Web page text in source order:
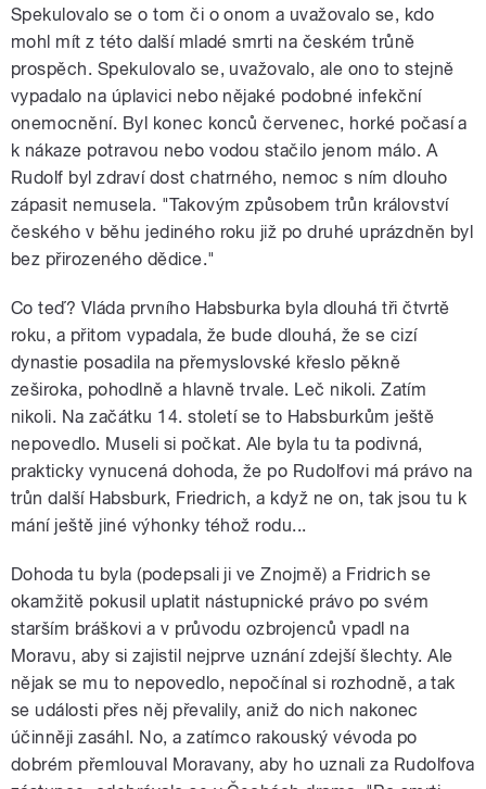
Spekulovalo se o tom či o onom a uvažovalo se, kdo
mohl mít z této další mladé smrti na českém trůně
prospěch. Spekulovalo se, uvažovalo, ale ono to stejně
vypadalo na úplavici nebo nějaké podobné infekční
onemocnění. Byl konec konců červenec, horké počasí a
k nákaze potravou nebo vodou stačilo jenom málo. A
Rudolf byl zdraví dost chatrného, nemoc s ním dlouho
zápasit nemusela. "Takovým způsobem trůn království
českého v běhu jediného roku již po druhé uprázdněn byl
bez přirozeného dědice."
Co teď? Vláda prvního Habsburka byla dlouhá tři čtvrtě
roku, a přitom vypadala, že bude dlouhá, že se cizí
dynastie posadila na přemyslovské křeslo pěkně
zeširoka, pohodlně a hlavně trvale. Leč nikoli. Zatím
nikoli. Na začátku 14. století se to Habsburkům ještě
nepovedlo. Museli si počkat. Ale byla tu ta podivná,
prakticky vynucená dohoda, že po Rudolfovi má právo na
trůn další Habsburk, Friedrich, a když ne on, tak jsou tu k
mání ještě jiné výhonky téhož rodu...
Dohoda tu byla (podepsali ji ve Znojmě) a Fridrich se
okamžitě pokusil uplatit nástupnické právo po svém
starším bráškovi a v průvodu ozbrojenců vpadl na
Moravu, aby si zajistil nejprve uznání zdejší šlechty. Ale
nějak se mu to nepovedlo, nepočínal si rozhodně, a tak
se události přes něj převalily, aniž do nich nakonec
účinněji zasáhl. No, a zatímco rakouský vévoda po
dobrém přemlouval Moravany, aby ho uznali za Rudolfova